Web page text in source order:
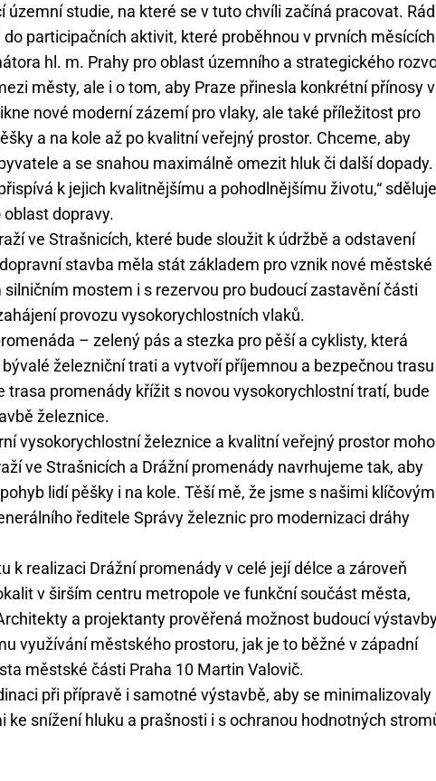
studie, na které se v tuto chvíli začíná pracovat. Rád
participačních aktivit, které proběhnou v prvních měsících
hl. m. Prahy pro oblast územního a strategického
městy, ale i o tom, aby Praze přinesla konkrétní přínosy v
nové moderní zázemí pro vlaky, ale také příležitost pro
a na kole až po kvalitní veřejný prostor. Chceme, aby
a se snahou maximálně omezit hluk či další dopady.
k jejich kvalitnějšímu a pohodlnějšímu životu,“ sděluje
dopravy.
ve Strašnicích, které bude sloužit k údržbě a odstavení
stavba měla stát základem pro vznik nové městské
mostem i s rezervou pro budoucí zastavění části
provozu vysokorychlostních vlaků.
– zelený pás a stezka pro pěší a cyklisty, která
železniční trati a vytvoří příjemnou a bezpečnou trasu
trasa promenády křížit s novou vysokorychlostní tratí, bude
železnice.
vysokorychlostní železnice a kvalitní veřejný prostor
ve Strašnicích a Drážní promenády navrhujeme tak, aby
lidí pěšky i na kole. Těší mě, že jsme s našimi
ředitele Správy železnic pro modernizaci dráhy
k realizaci Drážní promenády v celé její délce a zároveň
v širším centru metropole ve funkční součást města,
a projektanty prověřená možnost budoucí
využívání městského prostoru, jak je to běžné v západní
městské části Praha 10 Martin Valovič.
při přípravě i samotné výstavbě, aby se minimalizovaly
snížení hluku a prašnosti i s ochranou hodnotných